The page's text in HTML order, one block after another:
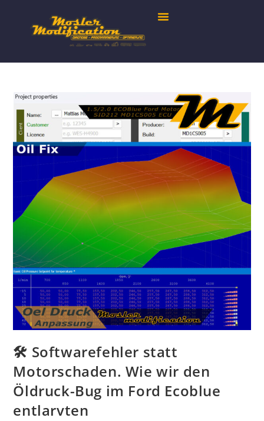
🛠️ Softwarefehler statt
Motorschaden. Wie wir den
Öldruck-Bug im Ford Ecoblue
entlarvten